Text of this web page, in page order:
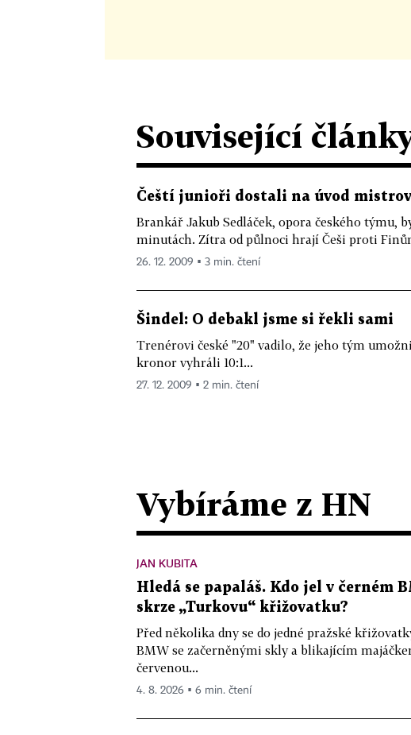
Související
Čeští junioři dostali na úvod
Brankář Jakub Sedláček, opora českého týmu,
minutách. Zítra od půlnoci hrají Češi proti
26. 12. 2009 ▪ 3 min. čtení
Šindel: O debakl jsme si řekli sami
Trenérovi české "20" vadilo, že jeho tým
kronor vyhráli 10:1...
27. 12. 2009 ▪ 2 min. čtení
Vybíráme z HN
JAN KUBITA
Hledá se papaláš. Kdo jel v černém
skrze „Turkovu“ křižovatku?
Před několika dny se do jedné pražské
BMW se začerněnými skly a blikajícím
červenou...
4. 8. 2026 ▪ 6 min. čtení